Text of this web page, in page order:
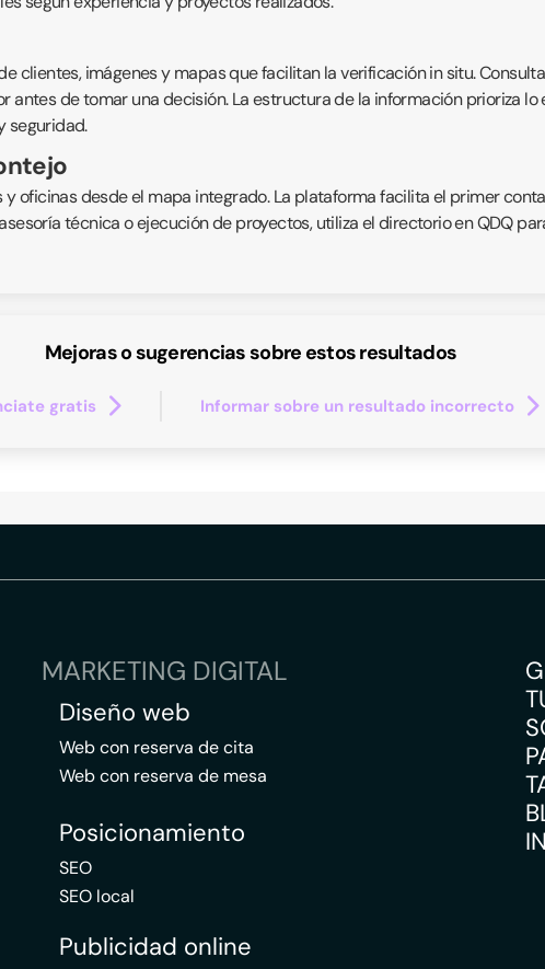
clientes, imágenes y mapas que facilitan la verificación in situ.
de tomar una decisión. La estructura de la información prioriza
seguridad.
oficinas desde el mapa integrado. La plataforma facilita el primer
técnica o ejecución de proyectos, utiliza el directorio en QDQ
Mejoras o sugerencias sobre estos resultados
gratis Informar sobre un resultado incorrecto
MARKETING DIGITAL
Diseño web
Web con reserva de cita
Web con reserva de mesa
Posicionamiento
SEO
SEO local
Publicidad online